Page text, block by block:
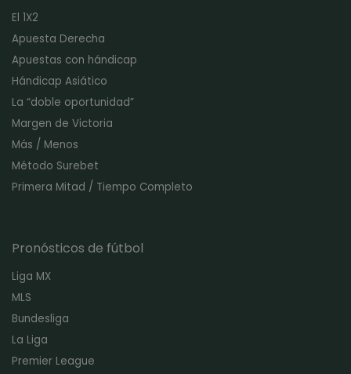
El 1X2
Apuesta Derecha
Apuestas con hándicap
Hándicap Asiático
La “doble oportunidad”
Margen de Victoria
Más / Menos
Método Surebet
Primera Mitad / Tiempo Completo
Pronósticos de fútbol
Liga MX
MLS
Bundesliga
La Liga
Premier League